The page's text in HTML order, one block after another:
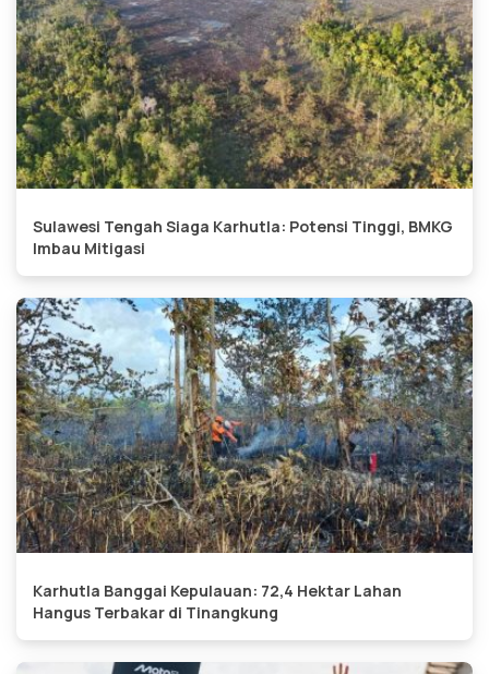
Sulawesi Tengah Siaga Karhutla: Potensi Tinggi, BMKG
Imbau Mitigasi
Karhutla Banggai Kepulauan: 72,4 Hektar Lahan
Hangus Terbakar di Tinangkung